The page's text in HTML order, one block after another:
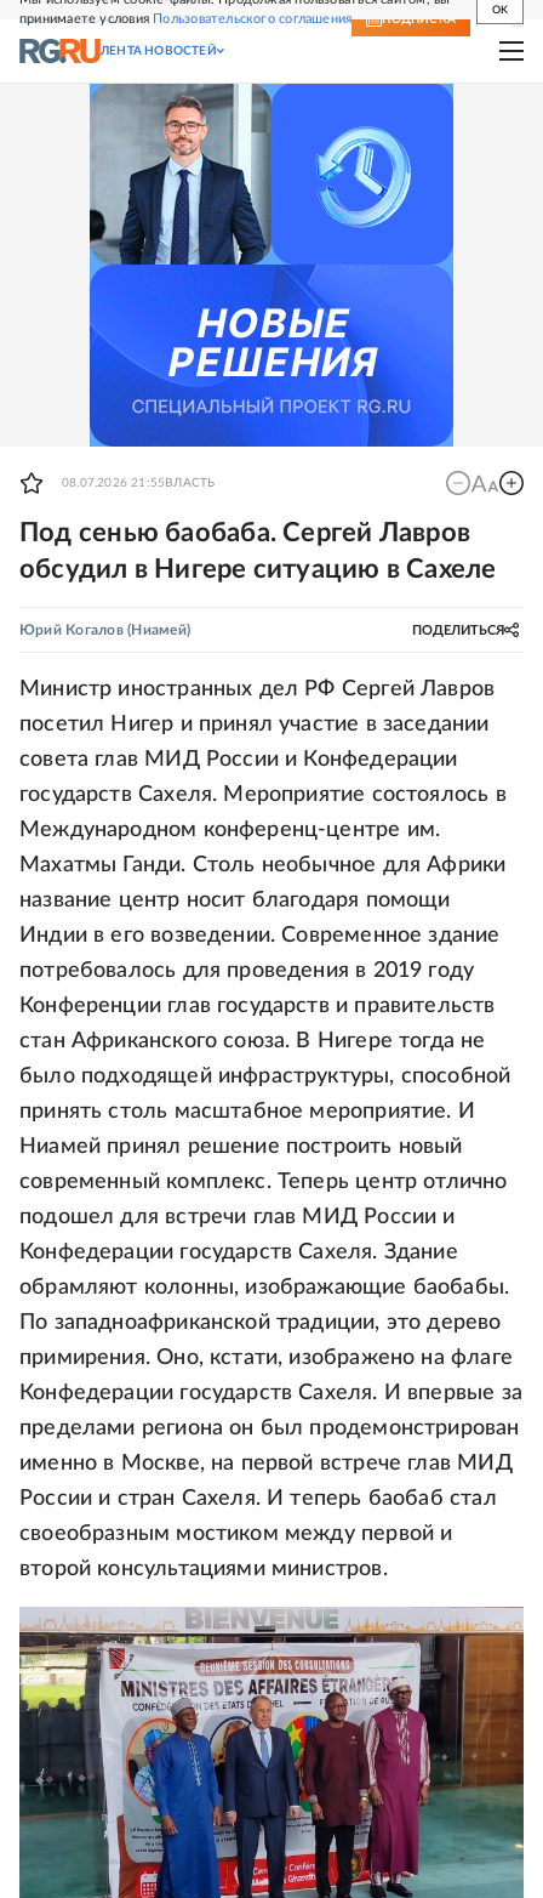
принимаете условия Пользовательского соглашения
OK
СВЕЖИЙ НОМЕР ПОДПИСКА
ЛЕНТА НОВОСТЕЙ
08.07.2026 21:55 ВЛАСТЬ
Под сенью баобаба. Сергей Лавров
обсудил в Нигере ситуацию в Сахеле
Юрий Когалов(Ниамей) ПОДЕЛИТЬСЯ
Министр иностранных дел РФ Сергей Лавров
посетил Нигер и принял участие в заседании
совета глав МИД России и Конфедерации
государств Сахеля. Мероприятие состоялось в
Международном конференц-центре им.
Махатмы Ганди. Столь необычное для Африки
название центр носит благодаря помощи
Индии в его возведении. Современное здание
потребовалось для проведения в 2019 году
Конференции глав государств и правительств
стан Африканского союза. В Нигере тогда не
было подходящей инфраструктуры, способной
принять столь масштабное мероприятие. И
Ниамей принял решение построить новый
современный комплекс. Теперь центр отлично
подошел для встречи глав МИД России и
Конфедерации государств Сахеля. Здание
обрамляют колонны, изображающие баобабы.
По западноафриканской традиции, это дерево
примирения. Оно, кстати, изображено на флаге
Конфедерации государств Сахеля. И впервые за
пределами региона он был продемонстрирован
именно в Москве, на первой встрече глав МИД
России и стран Сахеля. И теперь баобаб стал
своеобразным мостиком между первой и
второй консультациями министров.